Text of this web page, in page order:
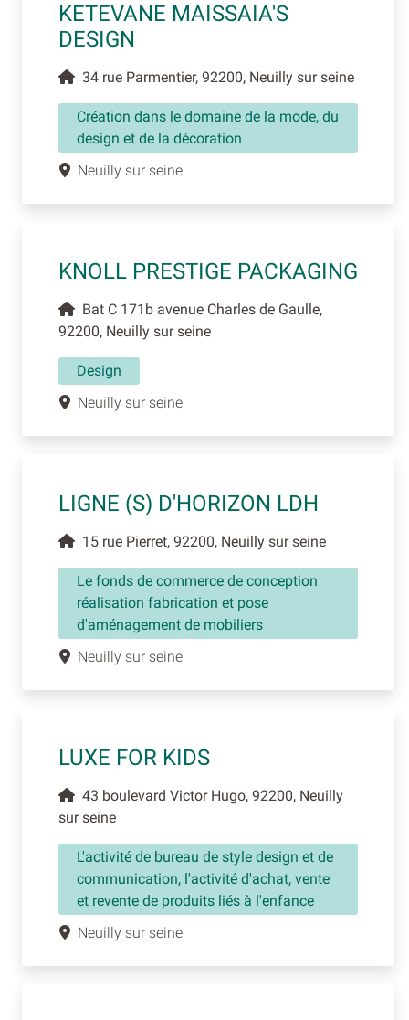
KETEVANE MAISSAIA'S
DESIGN
34 rue Parmentier, 92200, Neuilly sur seine
Création dans le domaine de la mode, du
design et de la décoration
Neuilly sur seine
KNOLL PRESTIGE PACKAGING
Bat C 171b avenue Charles de Gaulle,
92200, Neuilly sur seine
Design
Neuilly sur seine
LIGNE (S) D'HORIZON LDH
15 rue Pierret, 92200, Neuilly sur seine
Le fonds de commerce de conception
réalisation fabrication et pose
d'aménagement de mobiliers
Neuilly sur seine
LUXE FOR KIDS
43 boulevard Victor Hugo, 92200, Neuilly
sur seine
L'activité de bureau de style design et de
communication, l'activité d'achat, vente
et revente de produits liés à l'enfance
Neuilly sur seine